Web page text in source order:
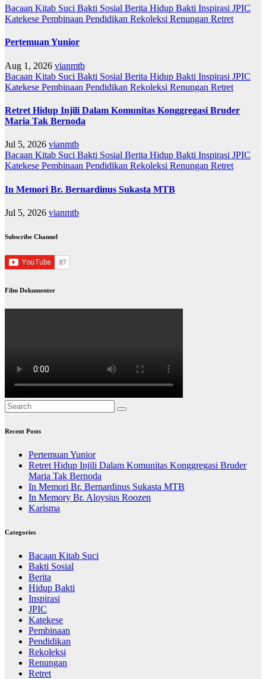
Bacaan Kitab Suci Bakti Sosial Berita Hidup Bakti Inspirasi JPIC
Katekese Pembinaan Pendidikan Rekoleksi Renungan Retret
Pertemuan Yunior
Aug 1, 2026 vianmtb
Bacaan Kitab Suci Bakti Sosial Berita Hidup Bakti Inspirasi JPIC
Katekese Pembinaan Pendidikan Rekoleksi Renungan Retret
Retret Hidup Injili Dalam Komunitas Konggregasi Bruder
Maria Tak Bernoda
Jul 5, 2026 vianmtb
Bacaan Kitab Suci Bakti Sosial Berita Hidup Bakti Inspirasi JPIC
Katekese Pembinaan Pendidikan Rekoleksi Renungan Retret
In Memori Br. Bernardinus Sukasta MTB
Jul 5, 2026 vianmtb
Subscribe Channel
Film Dokumenter
Recent Posts
Pertemuan Yunior
Retret Hidup Injili Dalam Komunitas Konggregasi Bruder
Maria Tak Bernoda
In Memori Br. Bernardinus Sukasta MTB
In Memory Br. Aloysius Roozen
Karisma
Categories
Bacaan Kitab Suci
Bakti Sosial
Berita
Hidup Bakti
Inspirasi
JPIC
Katekese
Pembinaan
Pendidikan
Rekoleksi
Renungan
Retret